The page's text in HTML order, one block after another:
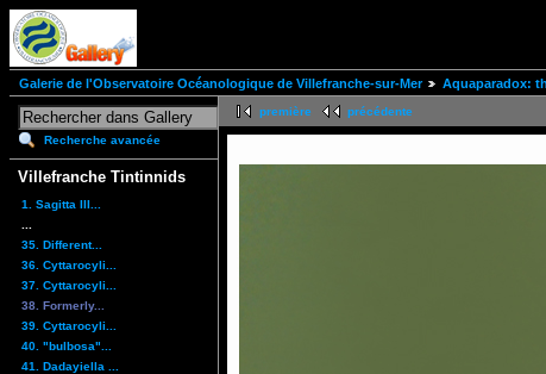
Galerie de l'Observatoire Océanologique de Villefranche-sur-Mer Aquaparadox:
Recherche avancée
Villefranche Tintinnids
1. Sagitta III...
35. Different...
36. Cyttarocyli...
37. Cyttarocyli...
38. Formerly...
39. Cyttarocyli...
40. "bulbosa"...
41. Dadayiella ...
première précédente